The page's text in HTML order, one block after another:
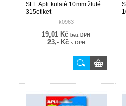
SLE Apli kulaté 10mm žluté
315etiket
k0963
19,01 Kč bez DPH
23,- Kč s DPH